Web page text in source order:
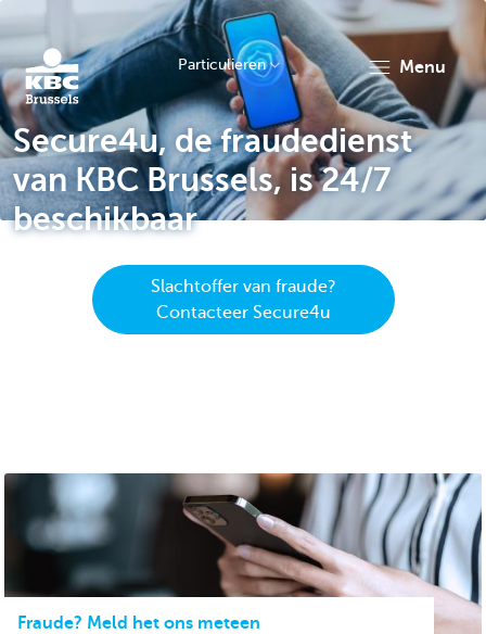
KBC
Particulieren menu
Secure4u, de fraudedienst
van KBC Brussels, is 24/7
beschikbaar
Slachtoffer van fraude?
Contacteer Secure4u
Fraude? Meld het ons meteen